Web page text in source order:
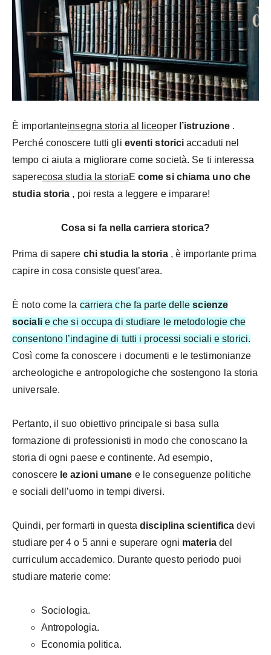
È importanteinsegna storia al liceoper l’istruzione .
Perché conoscere tutti gli eventi storici accaduti nel
tempo ci aiuta a migliorare come società. Se ti interessa
saperecosa studia la storiaE come si chiama uno che
studia storia , poi resta a leggere e imparare!
Cosa si fa nella carriera storica?
Prima di sapere chi studia la storia, è importante prima
capire in cosa consiste quest’area.
È noto come la carriera che fa parte dellescienze
socialie che si occupa di studiare le metodologie che
consentono l’indagine di tutti i processi sociali e storici.
Così come fa conoscere i documenti e le testimonianze
archeologiche e antropologiche che sostengono la storia
universale.
Pertanto, il suo obiettivo principale si basa sulla
formazione di professionisti in modo che conoscano la
storia di ogni paese e continente. Ad esempio,
conoscere le azioni umane e le conseguenze politiche
e sociali dell’uomo in tempi diversi.
Quindi, per formarti in questadisciplina scientifica devi
studiare per 4 o 5 anni e superare ogni materiadel
curriculum accademico. Durante questo periodo puoi
studiare materie come:
Sociologia.
Antropologia.
Economia politica.